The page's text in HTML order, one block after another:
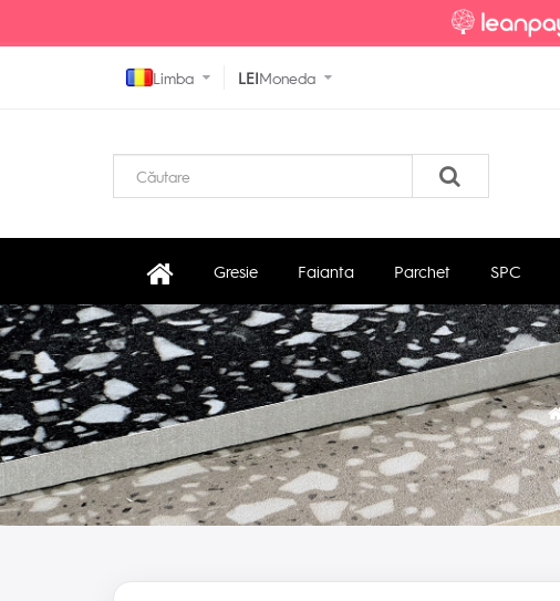
Limba LEIMoneda
Gresie Faianta Parchet SPC